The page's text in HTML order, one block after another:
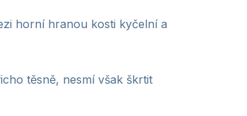
horní hranou kosti kyčelní a
těsně, nesmí však škrtit